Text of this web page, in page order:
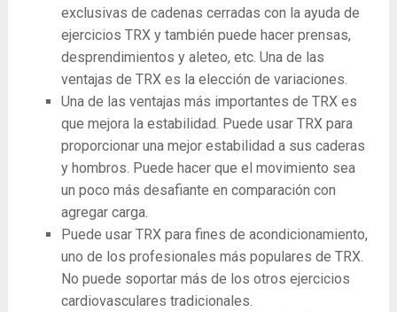
exclusivas de cadenas cerradas con la ayuda de
ejercicios TRX y también puede hacer prensas,
desprendimientos y aleteo, etc. Una de las
ventajas de TRX es la elección de variaciones.
Una de las ventajas más importantes de TRX es
que mejora la estabilidad. Puede usar TRX para
proporcionar una mejor estabilidad a sus caderas
y hombros. Puede hacer que el movimiento sea
un poco más desafiante en comparación con
agregar carga.
Puede usar TRX para fines de acondicionamiento,
uno de los profesionales más populares de TRX.
No puede soportar más de los otros ejercicios
cardiovasculares tradicionales.